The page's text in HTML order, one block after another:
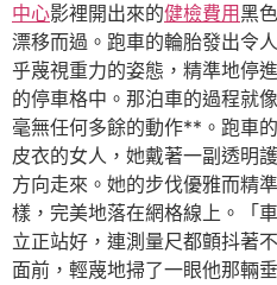
中心影裡開出來的健檢費用黑
漂移而過。跑車的輪胎發出令
乎蔑視重力的姿態，精準地停
的停車格中。那泊車的過程就
毫無任何多餘的動作**。跑車
皮衣的女人，她戴著一副透明
方向走來。她的步伐優雅而精
樣，完美地落在網格線上。「
立正站好，連測量尺都顫抖著
面前，輕蔑地掃了一眼他那輛